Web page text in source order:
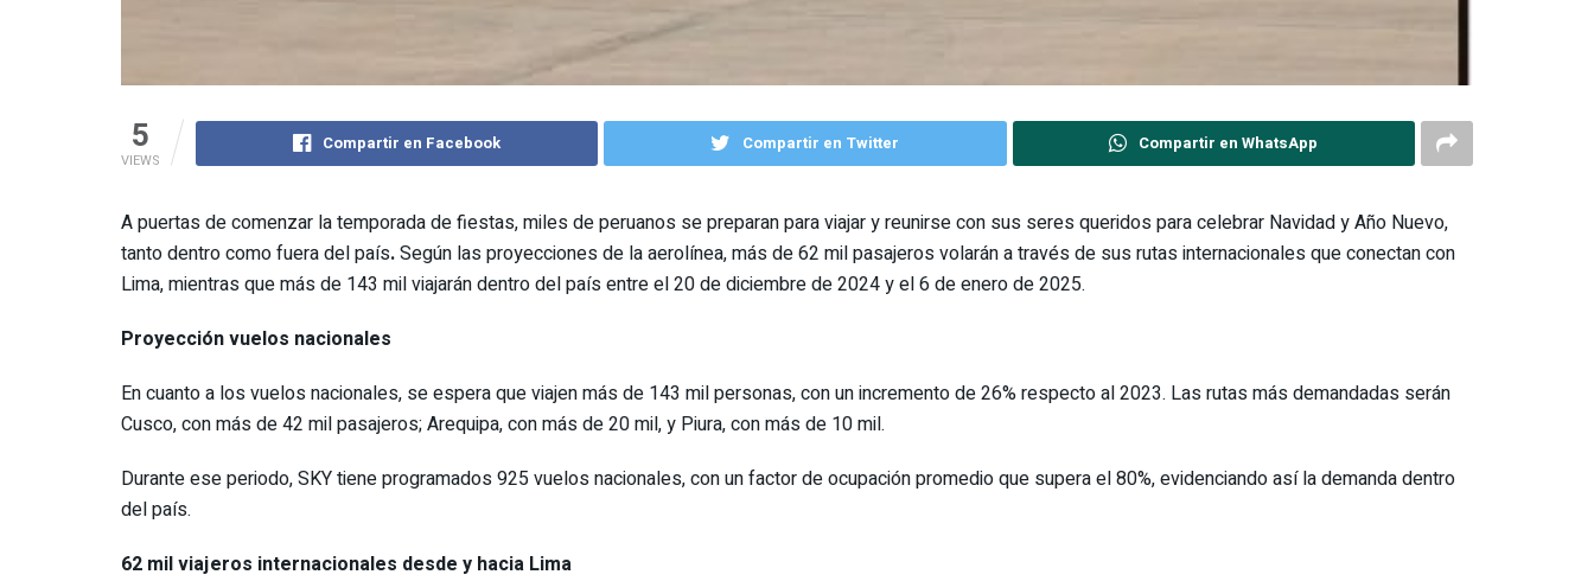
5
VIEWS
Compartir en Facebook Compartir en Twitter Compartir en WhatsApp
A puertas de comenzar la temporada de fiestas, miles de peruanos se preparan para viajar y reunirse con sus seres queridos para celebrar Navidad y Año Nuevo,
tanto dentro como fuera del país.Según las proyecciones de la aerolínea, más de 62 mil pasajeros volarán a través de sus rutas internacionales que conectan con
Lima, mientras que más de 143 mil viajarán dentro del país entre el 20 de diciembre de 2024 y el 6 de enero de 2025.
Proyección vuelos nacionales
En cuanto a los vuelos nacionales, se espera que viajen más de 143 mil personas, con un incremento de 26% respecto al 2023. Las rutas más demandadas serán
Cusco, con más de 42 mil pasajeros; Arequipa, con más de 20 mil, y Piura, con más de 10 mil.
Durante ese periodo, SKY tiene programados 925 vuelos nacionales, con un factor de ocupación promedio que supera el 80%, evidenciando así la demanda dentro
del país.
62 mil viajeros internacionales desde y hacia Lima